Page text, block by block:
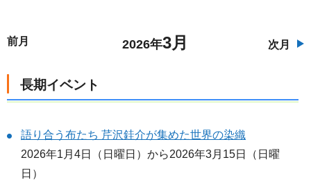
前月 2026年3月 次月
長期イベント
語り合う布たち 芹沢銈介が集めた世界の染織
2026年1月4日（日曜日）から2026年3月15日（日曜
日）